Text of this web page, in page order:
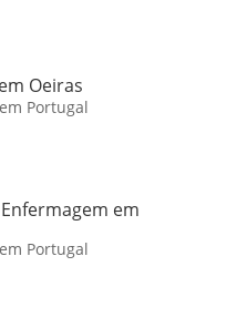
Oeiras
Portugal
em
Portugal